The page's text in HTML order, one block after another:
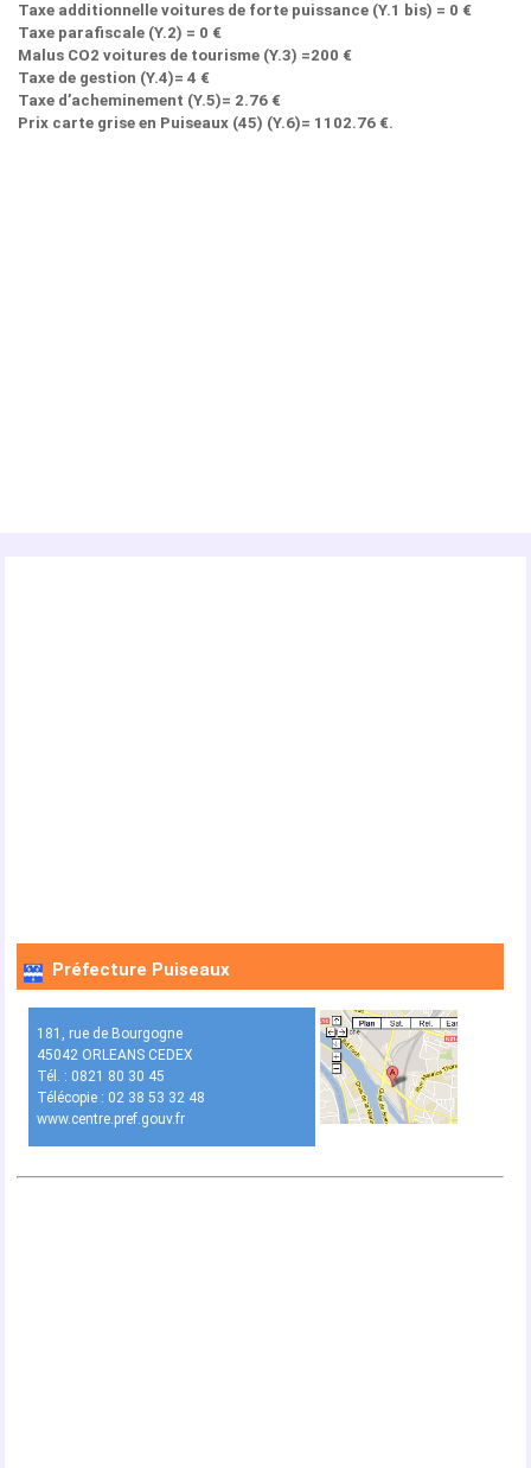
Taxe additionnelle voitures de forte puissance (Y.1 bis) = 0 €
Taxe parafiscale (Y.2) = 0 €
Malus CO2 voitures de tourisme (Y.3) =200 €
Taxe de gestion (Y.4)= 4 €
Taxe d’acheminement (Y.5)= 2.76 €
Prix carte grise en Puiseaux (45) (Y.6)= 1102.76 €.
Préfecture Puiseaux
181, rue de Bourgogne
45042 ORLEANS CEDEX
Tél. : 0821 80 30 45
Télécopie : 02 38 53 32 48
www.centre.pref.gouv.fr